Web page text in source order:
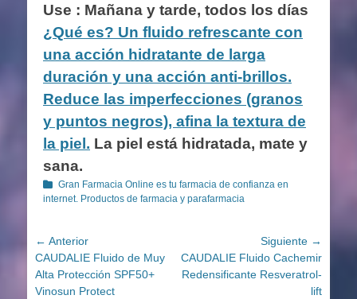
Use : Mañana y tarde, todos los días
¿Qué es? Un fluido refrescante con
una acción hidratante de larga
duración y una acción anti-brillos.
Reduce las imperfecciones (granos
y puntos negros), afina la textura de
la piel. La piel está hidratada, mate y
sana.
Categorías
Gran Farmacia Online es tu farmacia de confianza en
internet. Productos de farmacia y parafarmacia
Navegación
de
entradas
← Anterior
Entrada
anterior:
CAUDALIE Fluido de Muy
Alta Protección SPF50+
Vinosun Protect
Siguiente →
Entrada
siguiente:
CAUDALIE Fluido Cachemir
Redensificante Resveratrol-
lift